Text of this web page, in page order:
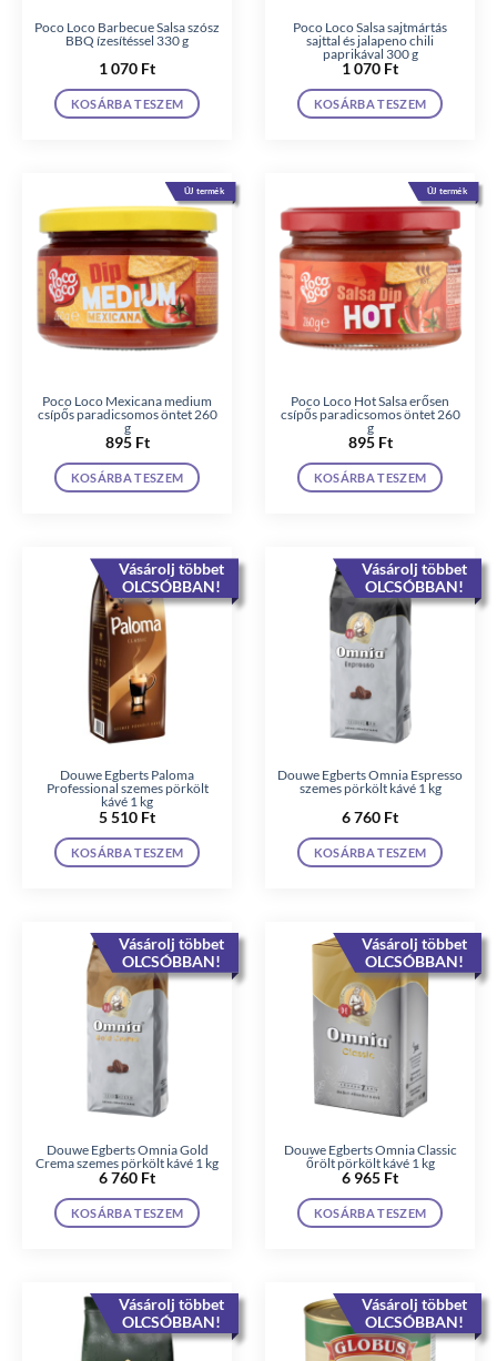
Poco Loco Barbecue Salsa szósz
BBQ ízesítéssel 330 g
1 070 Ft
KOSÁRBA TESZEM
Poco Loco Salsa sajtmártás
sajttal és jalapeno chili
paprikával 300 g
1 070 Ft
KOSÁRBA TESZEM
ÚJ termék
Poco Loco Mexicana medium
csípős paradicsomos öntet 260
g
895 Ft
KOSÁRBA TESZEM
ÚJ termék
Poco Loco Hot Salsa erősen
csípős paradicsomos öntet 260
g
895 Ft
KOSÁRBA TESZEM
Vásárolj többet
OLCSÓBBAN!
Douwe Egberts Paloma
Professional szemes pörkölt
kávé 1 kg
5 510 Ft
KOSÁRBA TESZEM
Vásárolj többet
OLCSÓBBAN!
Douwe Egberts Omnia Espresso
szemes pörkölt kávé 1 kg
6 760 Ft
KOSÁRBA TESZEM
Vásárolj többet
OLCSÓBBAN!
Douwe Egberts Omnia Gold
Crema szemes pörkölt kávé 1 kg
6 760 Ft
KOSÁRBA TESZEM
Vásárolj többet
OLCSÓBBAN!
Douwe Egberts Omnia Classic
őrölt pörkölt kávé 1 kg
6 965 Ft
KOSÁRBA TESZEM
Vásárolj többet
OLCSÓBBAN!
Vásárolj többet
OLCSÓBBAN!